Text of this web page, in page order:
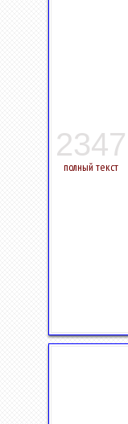
2347
полный текст